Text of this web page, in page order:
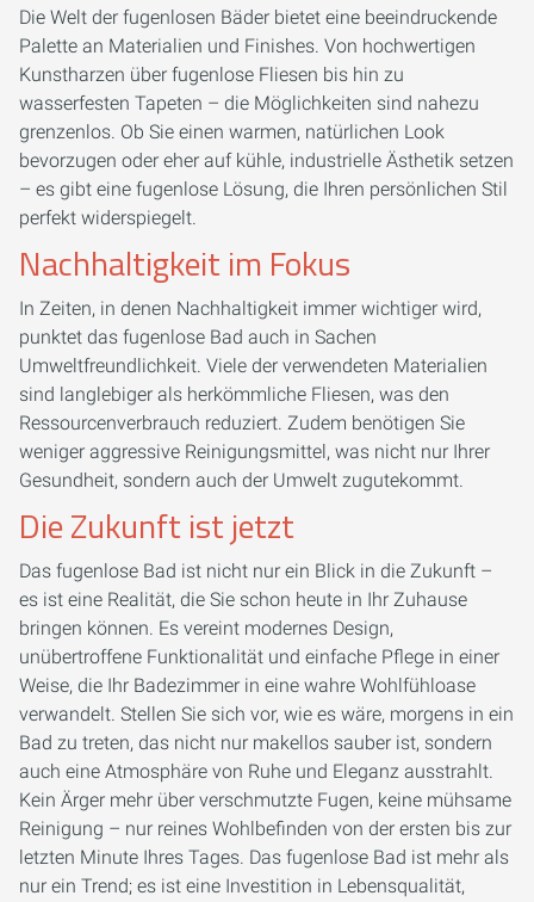
Die Welt der fugenlosen Bäder bietet eine beeindruckende
Palette an Materialien und Finishes. Von hochwertigen
Kunstharzen über fugenlose Fliesen bis hin zu
wasserfesten Tapeten – die Möglichkeiten sind nahezu
grenzenlos. Ob Sie einen warmen, natürlichen Look
bevorzugen oder eher auf kühle, industrielle Ästhetik setzen
– es gibt eine fugenlose Lösung, die Ihren persönlichen Stil
perfekt widerspiegelt.
Nachhaltigkeit im Fokus
In Zeiten, in denen Nachhaltigkeit immer wichtiger wird,
punktet das fugenlose Bad auch in Sachen
Umweltfreundlichkeit. Viele der verwendeten Materialien
sind langlebiger als herkömmliche Fliesen, was den
Ressourcenverbrauch reduziert. Zudem benötigen Sie
weniger aggressive Reinigungsmittel, was nicht nur Ihrer
Gesundheit, sondern auch der Umwelt zugutekommt.
Die Zukunft ist jetzt
Das fugenlose Bad ist nicht nur ein Blick in die Zukunft –
es ist eine Realität, die Sie schon heute in Ihr Zuhause
bringen können. Es vereint modernes Design,
unübertroffene Funktionalität und einfache Pflege in einer
Weise, die Ihr Badezimmer in eine wahre Wohlfühloase
verwandelt. Stellen Sie sich vor, wie es wäre, morgens in ein
Bad zu treten, das nicht nur makellos sauber ist, sondern
auch eine Atmosphäre von Ruhe und Eleganz ausstrahlt.
Kein Ärger mehr über verschmutzte Fugen, keine mühsame
Reinigung – nur reines Wohlbefinden von der ersten bis zur
letzten Minute Ihres Tages. Das fugenlose Bad ist mehr als
nur ein Trend; es ist eine Investition in Lebensqualität,